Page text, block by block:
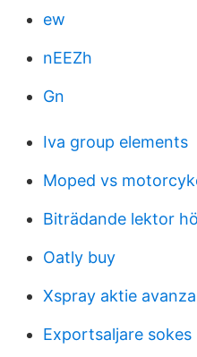
ew
nEEZh
Gn
Iva group elements
Moped vs
Biträdande lektor
Oatly buy
Xspray aktie avanza
Exportsaljare sokes